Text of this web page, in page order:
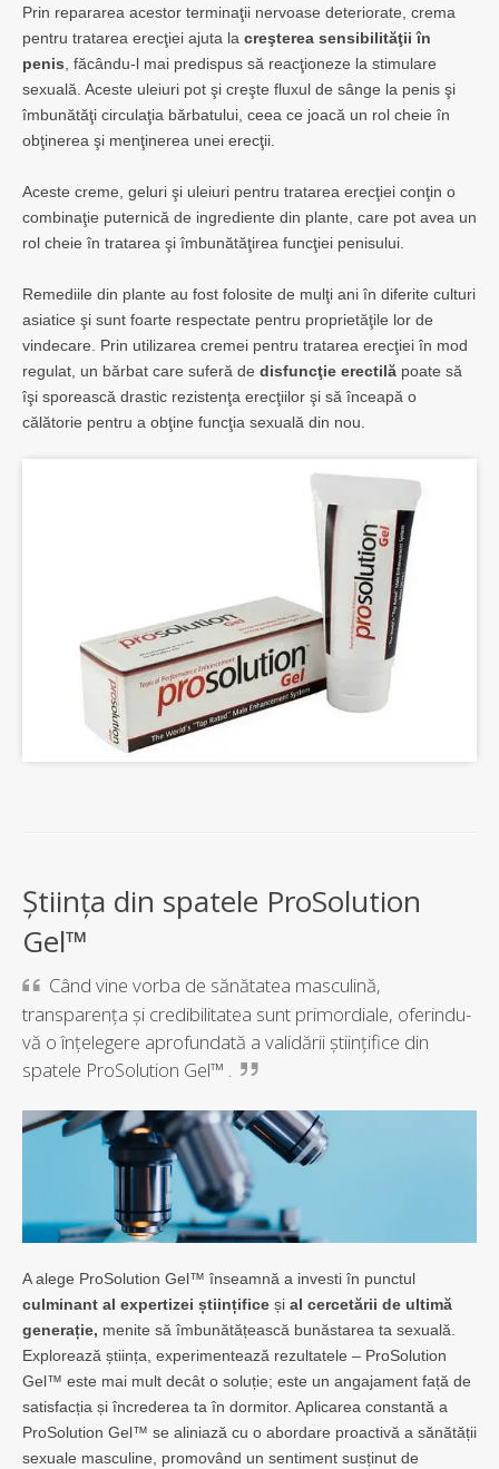
Prin repararea acestor terminaţii nervoase deteriorate, crema
pentru tratarea erecţiei ajuta la creşterea sensibilităţii în
penis , făcându-l mai predispus să reacţioneze la stimulare
sexuală. Aceste uleiuri pot şi creşte fluxul de sânge la penis şi
îmbunătăţi circulaţia bărbatului, ceea ce joacă un rol cheie în
obţinerea şi menţinerea unei erecţii.
Aceste creme, geluri şi uleiuri pentru tratarea erecţiei conţin o
combinaţie puternică de ingrediente din plante, care pot avea un
rol cheie în tratarea şi îmbunătăţirea funcţiei penisului.
Remediile din plante au fost folosite de mulţi ani în diferite culturi
asiatice şi sunt foarte respectate pentru proprietăţile lor de
vindecare. Prin utilizarea cremei pentru tratarea erecţiei în mod
regulat, un bărbat care suferă de disfuncţie erectilă poate să
îşi sporească drastic rezistenţa erecţiilor şi să înceapă o
călătorie pentru a obţine funcţia sexuală din nou.
Știința din spatele ProSolution
Gel™
Când vine vorba de sănătatea masculină,
transparența și credibilitatea sunt primordiale, oferindu-
vă o înțelegere aprofundată a validării științifice din
spatele ProSolution Gel™ .
A alege ProSolution Gel™ înseamnă a investi în punctul
culminant al expertizei științifice și al cercetării de ultimă
generație, menite să îmbunătățească bunăstarea ta sexuală.
Explorează știința, experimentează rezultatele – ProSolution
Gel™ este mai mult decât o soluție; este un angajament față de
satisfacția și încrederea ta în dormitor. Aplicarea constantă a
ProSolution Gel™ se aliniază cu o abordare proactivă a sănătății
sexuale masculine, promovând un sentiment susținut de